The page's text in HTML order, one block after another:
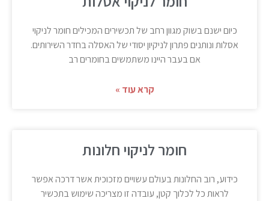
כיום ישנם בשוק מגוון רחב של תכשירים המכילים חומר לניקוי
אסלות ונותנים פתרון לניקיון יסודי של האסלה בחדר השירותים.
אם בעבר היינו משתמשים בחומרים רב
קרא עוד »
חומר לניקוי חלונות
כידוע, רוב החלונות בעולם עשויים מזכוכית אשר דרכה אפשר
לראות כל לכלוך קטן, עובדה זו מצריכה שימוש בתכשיר